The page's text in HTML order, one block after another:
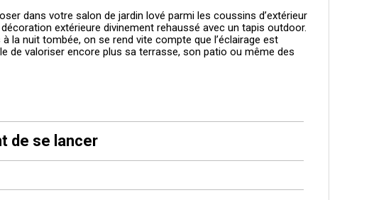
dans votre salon de jardin lové parmi les coussins d’extérieur
extérieure divinement rehaussé avec un tapis outdoor.
à la nuit tombée, on se rend vite compte que l’éclairage est
de valoriser encore plus sa terrasse, son patio ou même des
de se lancer